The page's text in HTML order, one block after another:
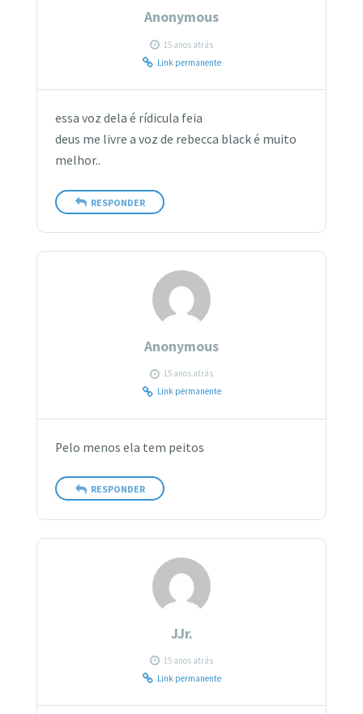
Anonymous
15 anos atrás
Link permanente
essa voz dela é rídicula feia
deus me livre a voz de rebecca black é muito
melhor..
RESPONDER
Anonymous
15 anos atrás
Link permanente
Pelo menos ela tem peitos
RESPONDER
JJr.
15 anos atrás
Link permanente